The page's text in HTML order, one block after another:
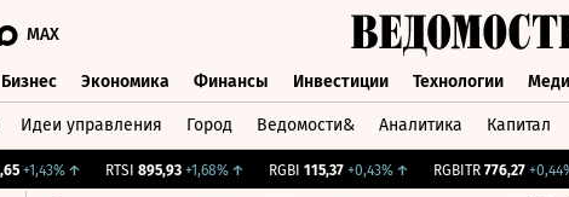
MAX
Бизнес Экономика Финансы Инвестиции Технологии
Идеи управления Город Ведомости& Аналитика Капитал
+1,43%↑ RTSI 895,93 +1,68%↑ RGBI 115,37 +0,43%↑ RGBITR 776,27 +0,44%